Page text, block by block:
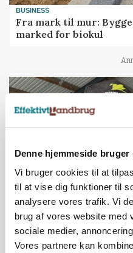
Denne hjemmeside bruger
Vi bruger cookies til at
til at vise dig funktioner til
analysere vores trafik. Vi
brug af vores website med
sociale medier,
Vores partnere kan
BUSINESS
Fra mark til mur:
marked for biokul
»Nu stopper I«:
protestgruppe vil